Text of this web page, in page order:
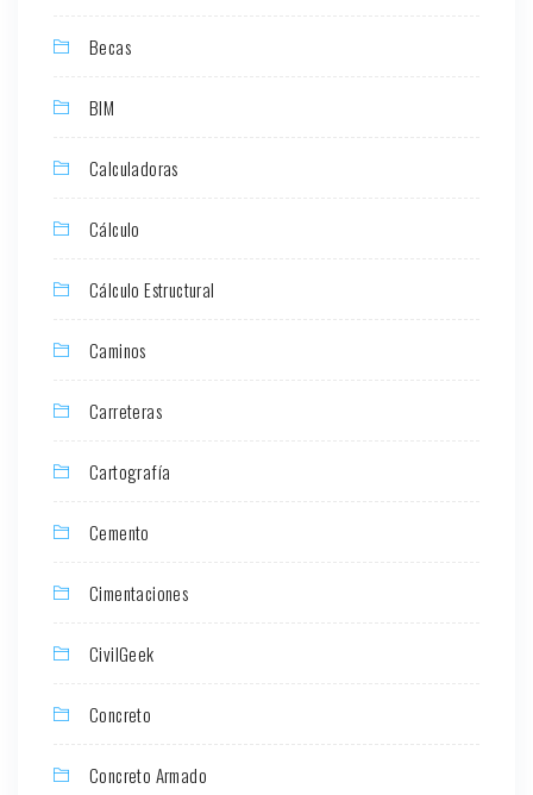
Becas
BIM
Calculadoras
Cálculo
Cálculo Estructural
Caminos
Carreteras
Cartografía
Cemento
Cimentaciones
CivilGeek
Concreto
Concreto Armado